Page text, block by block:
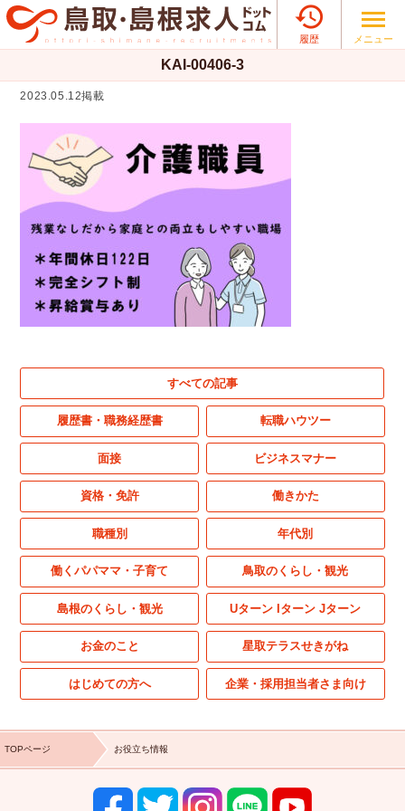

履歴 メニュー
KAI-00406-3
2023.05.12掲載
すべての記事
履歴書・職務経歴書 転職ハウツー
面接 ビジネスマナー
資格・免許 働きかた
職種別 年代別
働くパパママ・子育て 鳥取のくらし・観光
島根のくらし・観光 Uターン Iターン Jターン
お金のこと 星取テラスせきがね
はじめての方へ 企業・採用担当者さま向け
TOPページ お役立ち情報